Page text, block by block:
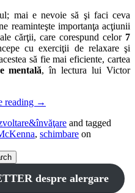
mai e nevoie să şi faci ceva
reaminteşte importanţa acţiunii
cărţii, care corespund celor7
cu exerciţii de relaxare şi
să fie mai eficiente, cartea
mentală, în lectura lui Victor
reading →
and tagged
, schimbare on
despre alergare